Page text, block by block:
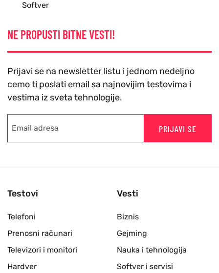
Softver
NE PROPUSTI BITNE VESTI!
Prijavi se na newsletter listu i jednom nedeljno
cemo ti poslati email sa najnovijim testovima i
vestima iz sveta tehnologije.
PRIJAVI SE
Testovi
Telefoni
Prenosni računari
Televizori i monitori
Hardver
Vesti
Biznis
Gejming
Nauka i tehnologija
Softver i servisi